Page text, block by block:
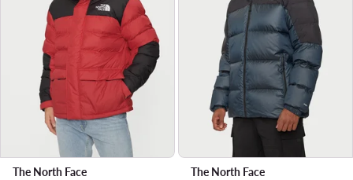
The North Face
The North Face